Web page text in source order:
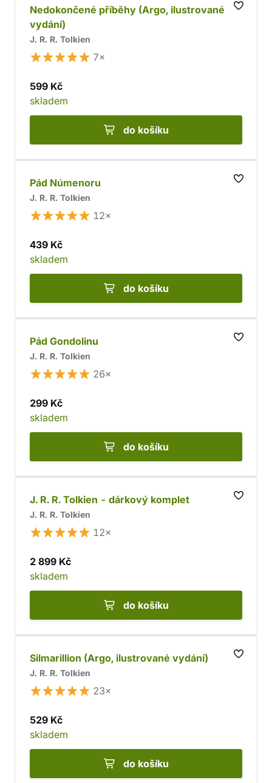
Nedokončené příběhy (Argo, ilustrované
vydání)
J. R. R. Tolkien
7×
599 Kč
skladem
do košíku
Pád Númenoru
J. R. R. Tolkien
12×
439 Kč
skladem
do košíku
Pád Gondolinu
J. R. R. Tolkien
26×
299 Kč
skladem
do košíku
J. R. R. Tolkien - dárkový komplet
J. R. R. Tolkien
12×
2 899 Kč
skladem
do košíku
Silmarillion (Argo, ilustrované vydání)
J. R. R. Tolkien
23×
529 Kč
skladem
do košíku